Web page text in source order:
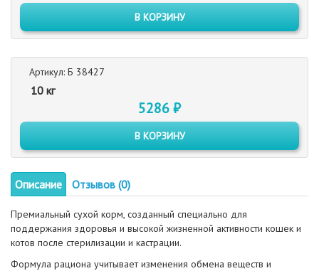
В КОРЗИНУ
Артикул: Б 38427
10 кг
5286 ₽
В КОРЗИНУ
Описание Отзывов (0)
Премиальный сухой корм, созданный специально для
поддержания здоровья и высокой жизненной активности кошек и
котов после стерилизации и кастрации.
Формула рациона учитывает изменения обмена веществ и